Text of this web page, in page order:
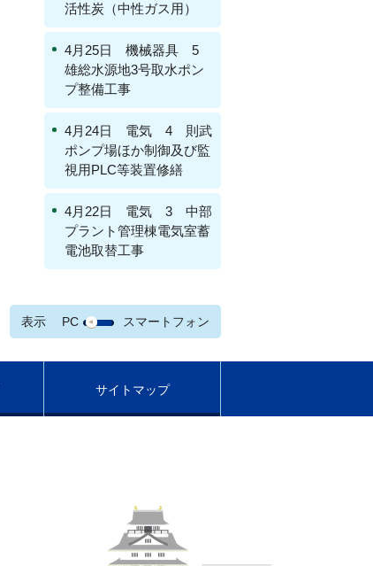
活性炭（中性ガス用）
4月25日 機械器具 5
雄総水源地3号取水ポン
プ整備工事
4月24日 電気 4 則武
ポンプ場ほか制御及び監
視用PLC等装置修繕
4月22日 電気 3 中部
プラント管理棟電気室蓄
電池取替工事
表示 PC スマートフォン
サイトマップ